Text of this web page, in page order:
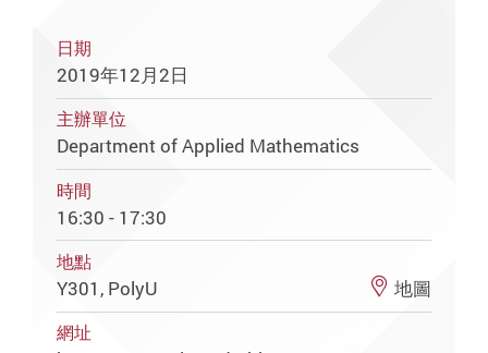
日期
2019年12月2日
主辦單位
Department of Applied Mathematics
時間
16:30 - 17:30
地點
Y301, PolyU 地圖
網址